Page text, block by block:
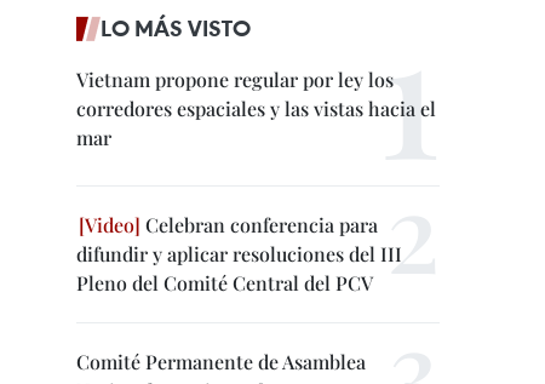
LO MÁS VISTO
Vietnam propone regular por ley los
corredores espaciales y las vistas hacia el
mar
Celebran conferencia para
difundir y aplicar resoluciones del III
Pleno del Comité Central del PCV
Comité Permanente de Asamblea